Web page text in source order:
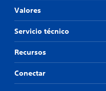
Valores
Servicio técnico
Recursos
Conectar